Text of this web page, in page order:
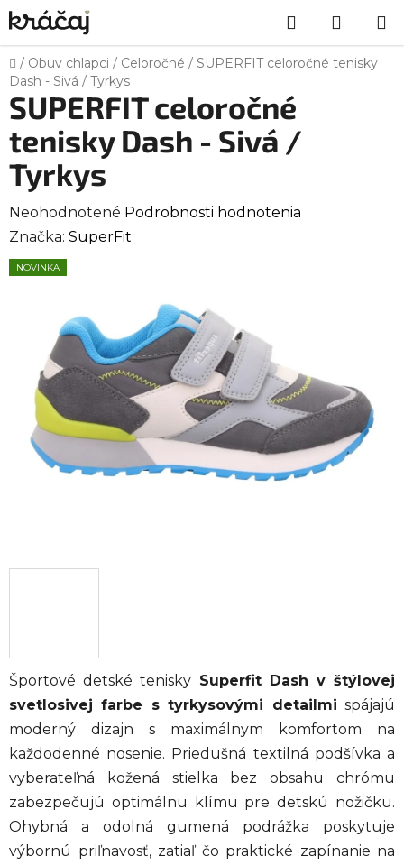
Prejsť
na
obsah
Hľadať
KOŠÍK
Domov
/ Obuv chlapci / Celoročné / SUPERFIT celoročné tenisky
Dash - Sivá / Tyrkys
Športové detské tenisky Superfit Dash v štýlovej
svetlosivej farbe s tyrkysovými detailmi spájajú
moderný dizajn s maximálnym komfortom na
každodenné nosenie. Priedušná textilná podšívka a
vyberateľná kožená stielka bez obsahu chrómu
zabezpečujú optimálnu klímu pre detskú nožičku.
Ohybná a odolná gumená podrážka poskytuje
výbornú priľnavosť, zatiaľ čo praktické zapínanie na
SUPERFIT celoročné
tenisky Dash - Sivá /
Tyrkys
Priemerné
hodnotenie
produktu
hviezdičiek.
Neohodnotené Podrobnosti hodnotenia
Značka: SuperFit
NOVINKA